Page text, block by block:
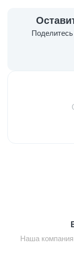
Наша компания